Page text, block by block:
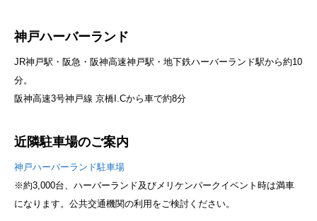
神戸ハーバーランド
JR神戸駅・阪急・阪神高速神戸駅・地下鉄ハーバーランド駅から約10
分。
阪神高速3号神戸線 京橋I.Cから車で約8分
近隣駐車場のご案内
神戸ハーバーランド駐車場
※約3,000台、ハーバーランド及びメリケンパークイベント時は満車
になります。公共交通機関の利用をご検討ください。